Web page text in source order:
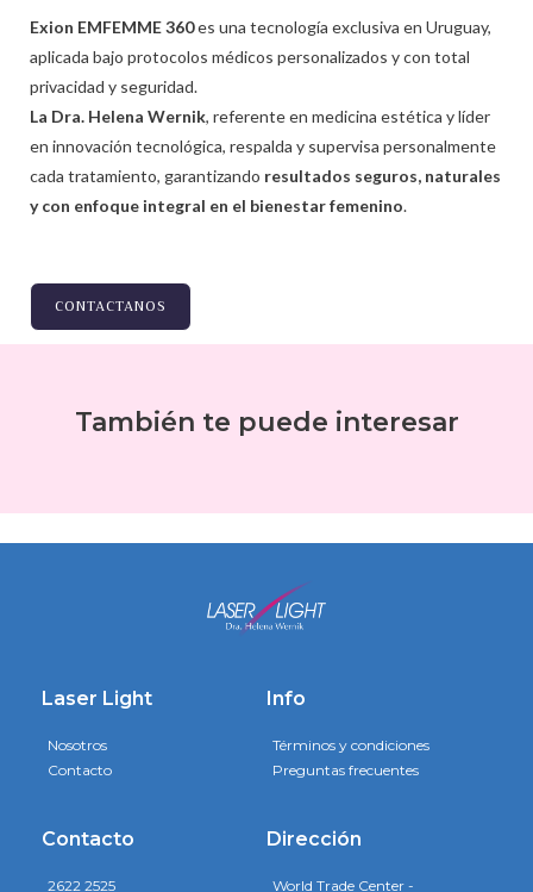
Exion EMFEMME 360es una tecnología exclusiva en Uruguay,
aplicada bajo protocolos médicos personalizados y con total
privacidad y seguridad.
La Dra. Helena Wernik, referente en medicina estética y líder
en innovación tecnológica, respalda y supervisa personalmente
cada tratamiento, garantizando resultados seguros, naturales
y con enfoque integral en el bienestar femenino.
CONTACTANOS
También te puede interesar
Laser Light
Nosotros
Contacto
Info
Términos y condiciones
Preguntas frecuentes
Contacto
2622 2525
Dirección
World Trade Center -